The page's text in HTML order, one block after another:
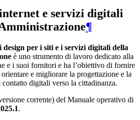
e servizi digitali
¶
per i siti e i servizi digitali della
è uno strumento di lavoro dedicato alla
e i suoi fornitori e ha l’obiettivo di fornire
e migliorare la progettazione e la
digitali verso la cittadinanza.
corrente) del Manuale operativo di
.